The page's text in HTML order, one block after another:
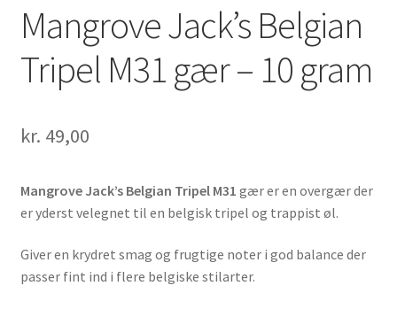
Mangrove Jack’s Belgian
Tripel M31 gær – 10 gram
kr. 49,00
Mangrove Jack’s Belgian Tripel M31 gær er en overgær der
er yderst velegnet til en belgisk tripel og trappist øl.
Giver en krydret smag og frugtige noter i god balance der
passer fint ind i flere belgiske stilarter.